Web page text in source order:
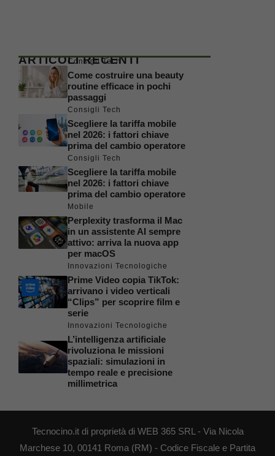
ARTICOLI RECENTI
Consigli Tech
Come costruire una beauty
routine efficace in pochi
passaggi
Consigli Tech
Scegliere la tariffa mobile
nel 2026: i fattori chiave
prima del cambio operatore
Consigli Tech
Scegliere la tariffa mobile
nel 2026: i fattori chiave
prima del cambio operatore
Mobile
Perplexity trasforma il Mac
in un assistente AI sempre
attivo: arriva la nuova app
per macOS
Innovazioni Tecnologiche
Prime Video copia TikTok:
arrivano i video verticali
“Clips” per scoprire film e
serie
Innovazioni Tecnologiche
L’intelligenza artificiale
rivoluziona le missioni
spaziali: simulazioni in
tempo reale e precisione
millimetrica
Tecnocino.it di proprietà di WEB 365 SRL - Via Nicola
Marchese 10, 00141 Roma (RM) - Codice Fiscale e Partita